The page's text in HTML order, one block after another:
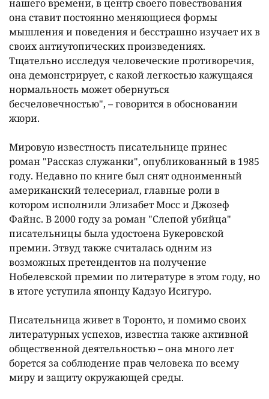
нашего времени, в центр своего повествования
она ставит постоянно меняющиеся формы
мышления и поведения и бесстрашно изучает их в
своих антиутопических произведениях.
Тщательно исследуя человеческие противоречия,
она демонстрирует, с какой легкостью кажущаяся
нормальность может обернуться
бесчеловечностью", – говорится в обосновании
жюри.
Мировую известность писательнице принес
роман "Рассказ служанки", опубликованный в 1985
году. Недавно по книге был снят одноименный
американский телесериал, главные роли в
котором исполнили Элизабет Мосс и Джозеф
Файнс. В 2000 году за роман "Слепой убийца"
писательницы была удостоена Букеровской
премии. Этвуд также считалась одним из
возможных претендентов на получение
Нобелевской премии по литературе в этом году, но
в итоге уступила японцу Кадзуо Исигуро.
Писательница живет в Торонто, и помимо своих
литературных успехов, известна также активной
общественной деятельностью – она много лет
борется за соблюдение прав человека по всему
миру и защиту окружающей среды.